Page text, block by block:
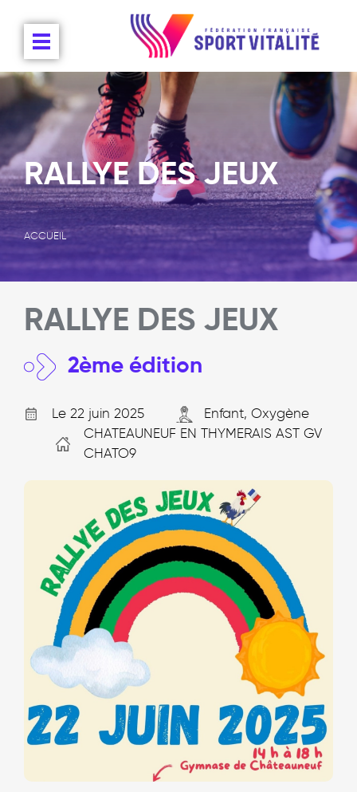
RALLYE DES JEUX
ACCUEIL
RALLYE DES JEUX
2ème édition
Le 22 juin 2025
Enfant, Oxygène
CHATEAUNEUF EN THYMERAIS AST GV
CHATO9